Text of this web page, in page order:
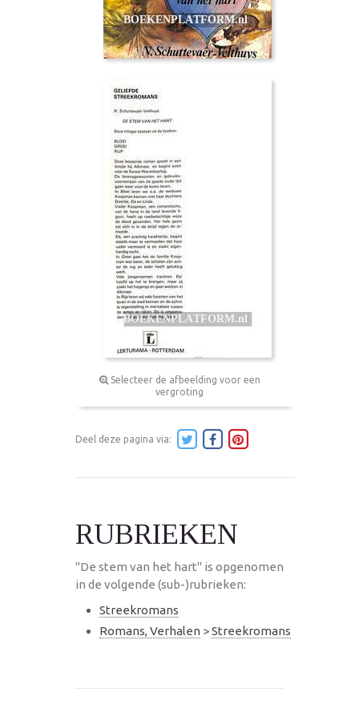
Selecteer de afbeelding voor een
vergroting
Deel deze pagina via:
RUBRIEKEN
"De stem van het hart" is opgenomen
in de volgende (sub-)rubrieken:
Streekromans
Romans, Verhalen >Streekromans